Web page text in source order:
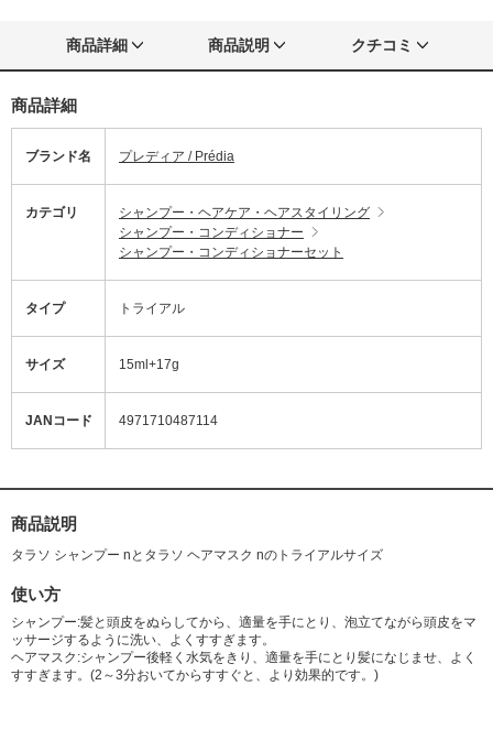
商品詳細 商品説明 クチコミ
商品詳細
ブランド名 プレディア / Prédia
カテゴリ
シャンプー・ヘアケア・ヘアスタイリング
シャンプー・コンディショナー
シャンプー・コンディショナーセット
タイプ トライアル
サイズ 15ml+17g
JANコード 4971710487114
商品説明
タラソ シャンプー nとタラソ ヘアマスク nのトライアルサイズ
使い方
シャンプー:髪と頭皮をぬらしてから、適量を手にとり、泡立てながら頭皮をマ
ッサージするように洗い、よくすすぎます。
ヘアマスク:シャンプー後軽く水気をきり、適量を手にとり髪になじませ、よく
すすぎます。(2～3分おいてからすすぐと、より効果的です。)